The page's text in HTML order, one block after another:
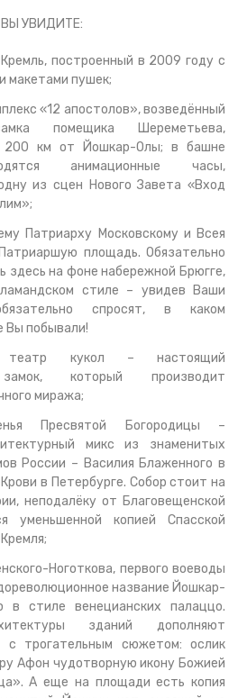
УВИДИТЕ:
построенный в 2009 году с
макетами пушек;
«12 апостолов», возведённый
помещика Шереметьева,
200 км от Йошкар-Олы; в башне
анимационные часы,
из сцен Нового Завета «Вход
Патриарху Московскому и Всея
площадь. Обязательно
здесь на фоне набережной Брюгге,
стиле – увидев Ваши
спросят, в каком
Вы побывали!
театр кукол – настоящий
который производит
миража;
Пресвятой Богородицы –
микс из знаменитых
России – Василия Блаженного в
в Петербурге. Собор стоит на
неподалёку от Благовещенской
уменьшенной копией Спасской
Ноготкова, первого воеводы
название Йошкар-
в стиле венецианских палаццо.
зданий дополняют
с трогательным сюжетом: ослик
Афон чудотворную икону Божией
А еще на площади есть копия